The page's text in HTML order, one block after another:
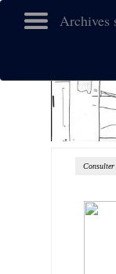
Archives
Consulter